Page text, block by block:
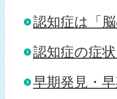
認知症は「
認知症の症
早期発見・